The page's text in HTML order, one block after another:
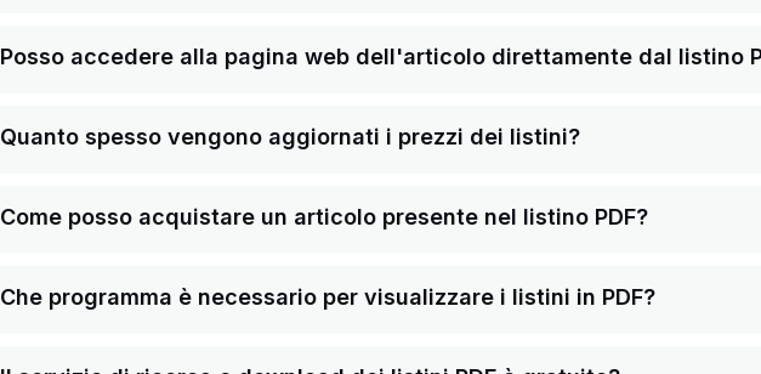
Posso accedere alla pagina web dell'articolo direttamente dal listino
Quanto spesso vengono aggiornati i prezzi dei listini?
Come posso acquistare un articolo presente nel listino PDF?
Che programma è necessario per visualizzare i listini in PDF?